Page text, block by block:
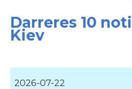
Darreres 10
Kiev
2026-07-22